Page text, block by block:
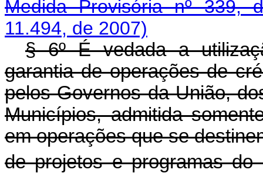
Medida Provisória nº 339,
11.494, de 2007)
§ 6º É vedada a
garantia de operações de
pelos Governos da União,
Municípios, admitida
em operações que se
de projetos e programas